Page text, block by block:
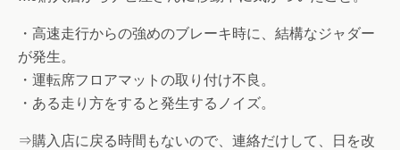
・高速走行からの強めのブレーキ時に、結構なジャダー
が発生。
・運転席フロアマットの取り付け不良。
・ある走り方をすると発生するノイズ。
⇒購入店に戻る時間もないので、連絡だけして、日を改